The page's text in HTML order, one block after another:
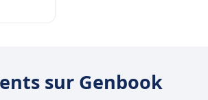
sur Genbook